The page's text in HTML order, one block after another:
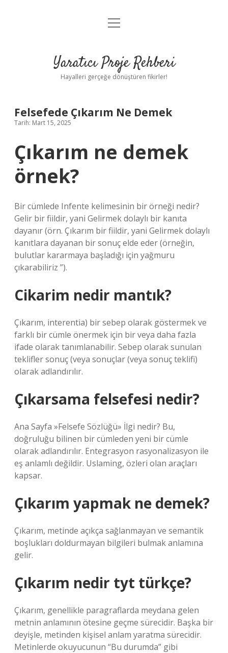
Anasayfa
Yasal Uyarı
menüyü
Yaratıcı Proje Rehberi
Hayalleri gerçeğe dönüştüren fikirler!
Felsefede Çıkarım Ne Demek
Tarih: Mart 15, 2025
Çıkarım ne demek
örnek?
Bir cümlede Infente kelimesinin bir örneği nedir?
Gelir bir fiildir, yani Gelirmek dolaylı bir kanıta
dayanır (örn. Çıkarım bir fiildir, yani Gelirmek dolaylı
kanıtlara dayanan bir sonuç elde eder (örneğin,
bulutlar kararmaya başladığı için yağmuru
çıkarabiliriz ”).
Cikarim nedir mantık?
Çıkarım, interentia) bir sebep olarak göstermek ve
farklı bir cümle önermek için bir veya daha fazla
ifade olarak tanımlanabilir. Sebep olarak sunulan
teklifler sonuç (veya sonuçlar (veya sonuç teklifi)
olarak adlandırılır.
Çıkarsama felsefesi nedir?
Ana Sayfa »Felsefe Sözlüğü» İlgi nedir? Bu,
doğruluğu bilinen bir cümleden yeni bir cümle
olarak adlandırılır. Entegrasyon rasyonalizasyon ile
eş anlamlı değildir. Uslaming, özleri olan araçları
kapsar.
Çıkarım yapmak ne demek?
Çıkarım, metinde açıkça sağlanmayan ve semantik
boşlukları doldurmayan bilgileri bulmak anlamına
gelir.
Çıkarım nedir tyt türkçe?
Çıkarım, genellikle paragraflarda meydana gelen
metnin anlamının ötesine geçme sürecidir. Başka bir
deyişle, metinden kişisel anlam yaratma sürecidir.
Metinlerde okuyucunun “Bu durumda” gibi